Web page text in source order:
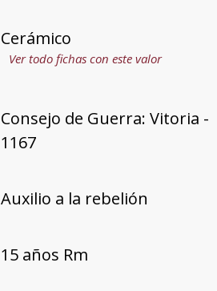
Cerámico
Ver todo fichas con este valor
Consejo de Guerra: Vitoria -
1167
Auxilio a la rebelión
15 años Rm